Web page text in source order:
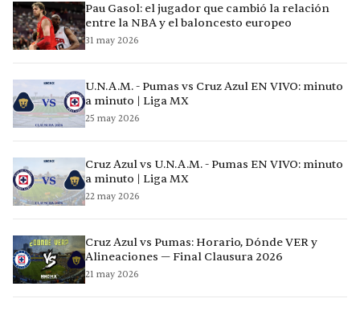
Pau Gasol: el jugador que cambió la relación
entre la NBA y el baloncesto europeo
31 may 2026
U.N.A.M. - Pumas vs Cruz Azul EN VIVO: minuto
a minuto | Liga MX
25 may 2026
Cruz Azul vs U.N.A.M. - Pumas EN VIVO: minuto
a minuto | Liga MX
22 may 2026
Cruz Azul vs Pumas: Horario, Dónde VER y
Alineaciones — Final Clausura 2026
21 may 2026